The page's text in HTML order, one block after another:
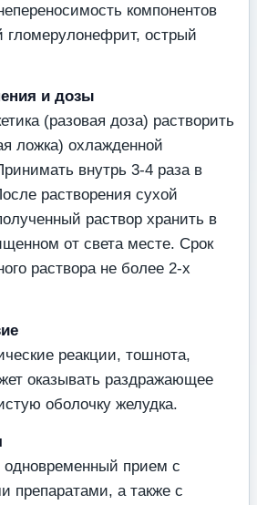
компонентов
гломерулонефрит, острый
и дозы
(разовая доза) растворить
ложка) охлажденной
внутрь 3-4 раза в
растворения сухой
раствор хранить в
от света месте. Срок
раствора не более 2-х
реакции, тошнота,
оказывать раздражающее
оболочку желудка.
одновременный прием с
препаратами, а также с